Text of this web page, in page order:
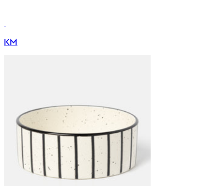
KM